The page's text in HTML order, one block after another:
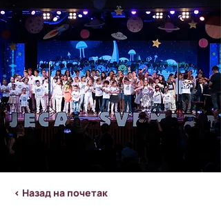
< Назад на почетак